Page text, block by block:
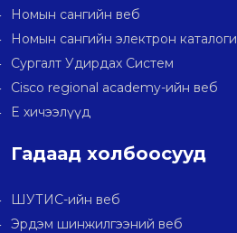
Номын сангийн веб
Номын сангийн электрон каталоги
Сургалт Удирдах Систем
Cisco regional academy-ийн веб
E хичээлүүд
Гадаад холбоосууд
ШУТИС-ийн веб
Эрдэм шинжилгээний веб